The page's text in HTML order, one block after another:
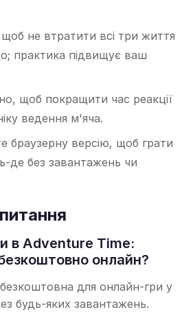
не втратити всі три життя
практика підвищує ваш
щоб покращити час реакції
ведення м'яча.
браузерну версію, щоб грати
де без завантажень чи
в Adventure Time:
онлайн?
для онлайн-гри у
будь-яких завантажень.